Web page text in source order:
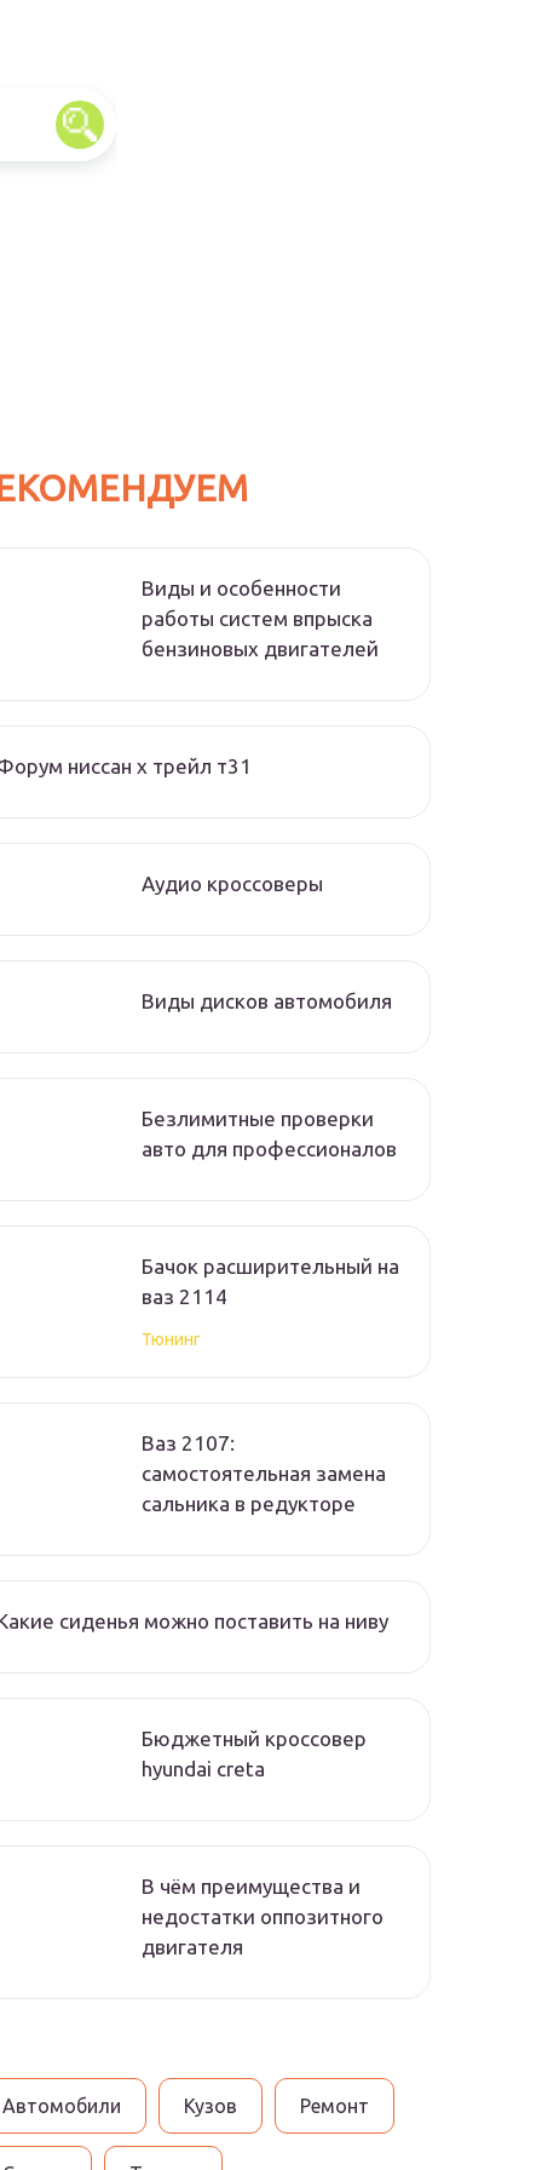
Виды и особенности
работы систем впрыска
бензиновых двигателей
ниссан х трейл т31
Аудио кроссоверы
Виды дисков автомобиля
Безлимитные проверки
авто для профессионалов
Бачок расширительный на
ваз 2114
Тюнинг
Ваз 2107:
самостоятельная замена
сальника в редукторе
сиденья можно поставить на ниву
Бюджетный кроссовер
hyundai creta
В чём преимущества и
недостатки оппозитного
двигателя
Автомобили Кузов Ремонт